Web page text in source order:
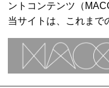
ントコンテンツ（
当サイトは、これまで